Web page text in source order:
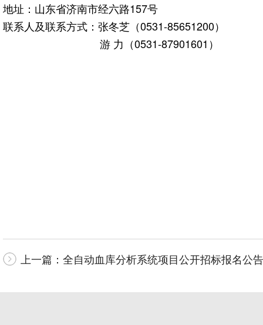
地址：山东省济南市经六路157号
联系人及联系方式：张冬芝（0531-85651200）
游 力（0531-87901601）
上一篇： 全自动血库分析系统项目公开招标报名公告